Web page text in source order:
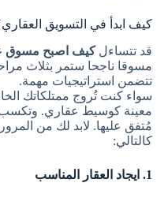
كيف ابدأ في التسويق
قد تتساءلكيف اصبح مسوق
مسوقا ناجحا ستمر بثلاث
تتضمن استراتيجيات مهمة.
سواء كنت تُروج ممتلكاتك
معينة كوسيط عقاري. وتكسب
مُتفق عليها. لابد لك من
كالتالي:
1. ايجاد العقار المناسب